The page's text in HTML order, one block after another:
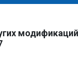
модификаций